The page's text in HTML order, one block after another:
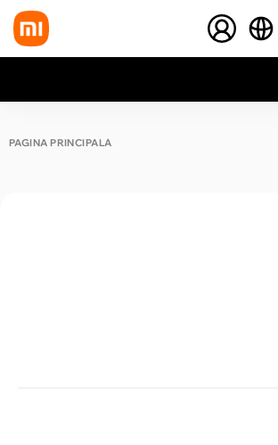
PAGINA PRINCIPALĂ